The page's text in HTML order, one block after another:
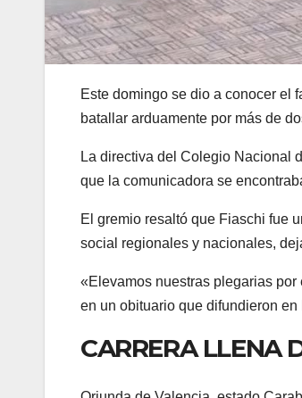
Este domingo se dio a conocer el
batallar arduamente por más de
La directiva del Colegio Nacional
que la comunicadora se
El gremio resaltó que Fiaschi fue
social regionales y nacionales,
«Elevamos nuestras plegarias
en un obituario que difundieron
CARRERA LLENA